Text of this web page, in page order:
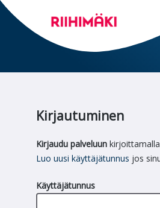
Kirjautuminen
Kirjaudu palveluun
Luo uusi käyttäjätunnus jos
Käyttäjätunnus